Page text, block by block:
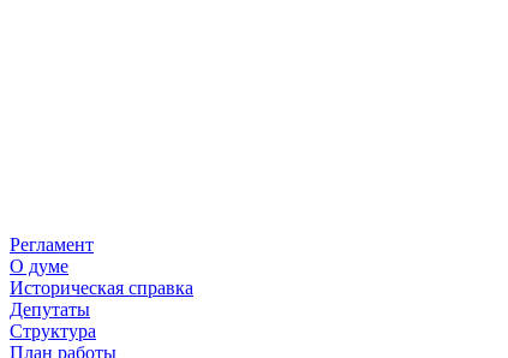
Регламент
О думе
Историческая справка
Депутаты
Структура
План работы